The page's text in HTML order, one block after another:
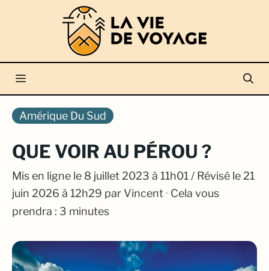
Menu
Amérique Du Sud
QUE VOIR AU PÉROU ?
Mis en ligne le 8 juillet 2023 à 11h01 / Révisé le 21
juin 2026 à 12h29 par Vincent · Cela vous
prendra : 3 minutes